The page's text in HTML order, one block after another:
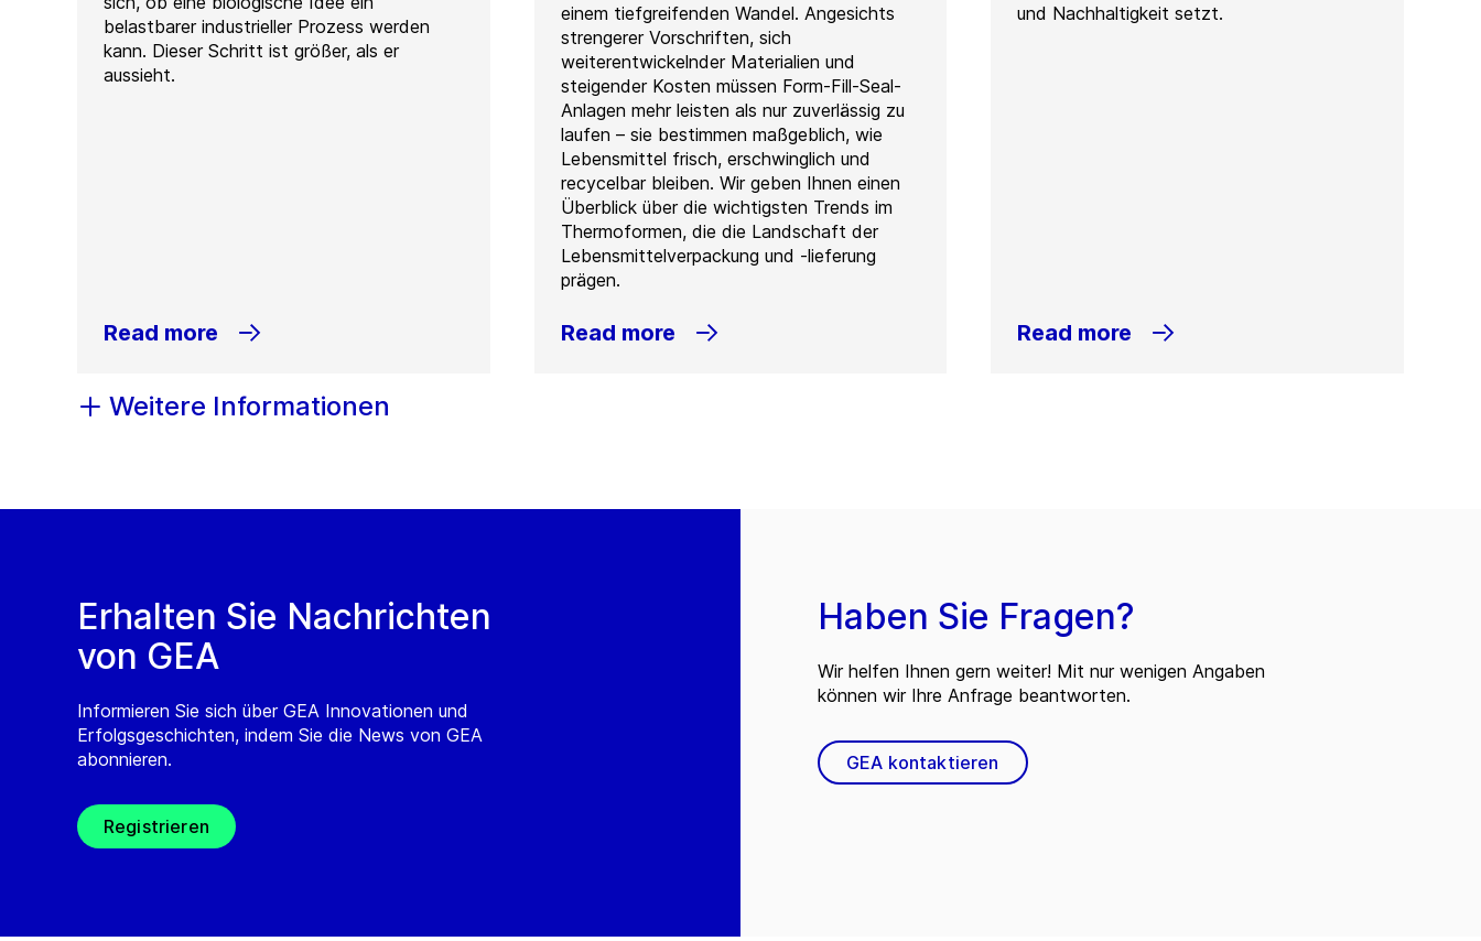
belastbarer industrieller Prozess werden
kann. Dieser Schritt ist größer, als er
aussieht.
Read more
einem tiefgreifenden Wandel. Angesichts
strengerer Vorschriften, sich
weiterentwickelnder Materialien und
steigender Kosten müssen Form-Fill-Seal-
Anlagen mehr leisten als nur zuverlässig zu
laufen – sie bestimmen maßgeblich, wie
Lebensmittel frisch, erschwinglich und
recycelbar bleiben. Wir geben Ihnen einen
Überblick über die wichtigsten Trends im
Thermoformen, die die Landschaft der
Lebensmittelverpackung und -lieferung
prägen.
Read more
und Nachhaltigkeit setzt.
Read more
Weitere Informationen
Erhalten Sie Nachrichten
von GEA
Informieren Sie sich über GEA Innovationen und
Erfolgsgeschichten, indem Sie die News von GEA
abonnieren.
Registrieren
Haben Sie Fragen?
Wir helfen Ihnen gern weiter! Mit nur wenigen Angaben
können wir Ihre Anfrage beantworten.
GEA kontaktieren